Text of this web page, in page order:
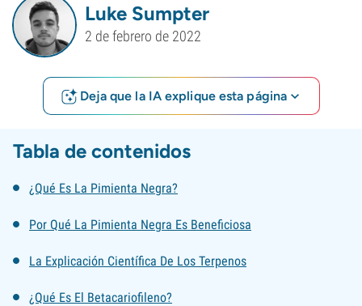
Luke Sumpter
2 de febrero de 2022
Deja que la IA explique esta página
Tabla de contenidos
¿Qué Es La Pimienta Negra?
Por Qué La Pimienta Negra Es Beneficiosa
La Explicación Científica De Los Terpenos
¿Qué Es El Betacariofileno?